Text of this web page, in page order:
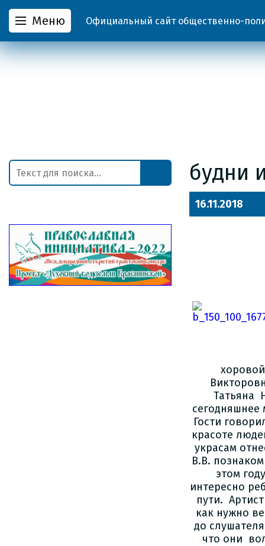
Меню Официальный сайт общественно-
будни
16.11.2018
Татьяна
сегодняшнее
Гости
красоте
украсам
В.В.
этом
интересно
пути.
как нужно
до
что они